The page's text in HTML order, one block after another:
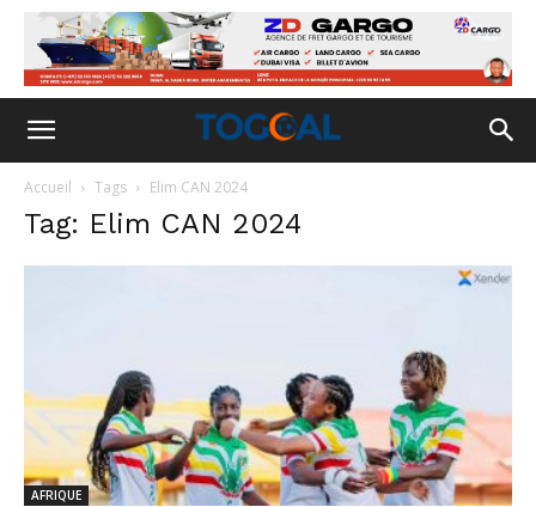
Accueil Tags Elim CAN 2024
Tag: Elim CAN 2024
AFRIQUE